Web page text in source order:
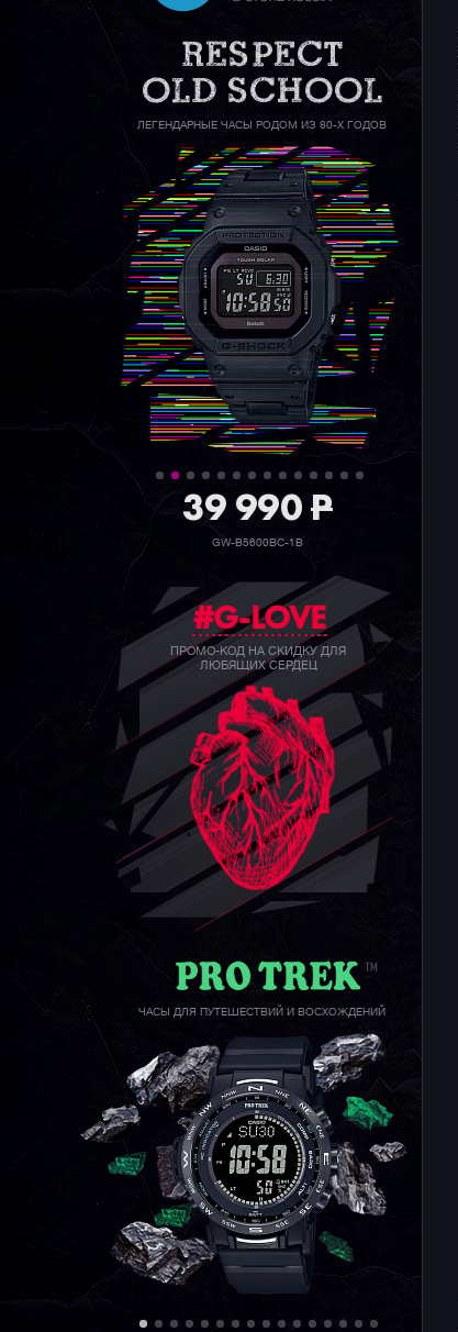
ЛЕГЕНДАРНЫЕ ЧАСЫ РОДОМ ИЗ 80-Х ГОДОВ
39 990P
GW-B5600BC-1B
#G-LOVE
ПРОМО-КОД НА СКИДКУ ДЛЯ
ЛЮБЯЩИХ СЕРДЕЦ
ЧАСЫ ДЛЯ ПУТЕШЕСТВИЙ И ВОСХОЖДЕНИЙ